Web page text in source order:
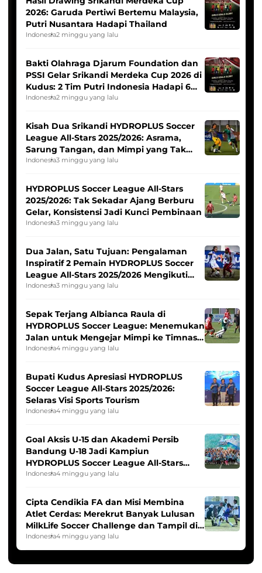
2026: Garuda Pertiwi Bertemu Malaysia,
Putri Nusantara Hadapi Thailand
Indonesia2 minggu yang lalu
Bakti Olahraga Djarum Foundation dan
PSSI Gelar Srikandi Merdeka Cup 2026 di
Kudus: 2 Tim Putri Indonesia Hadapi 6
Tim Asia
Indonesia2 minggu yang lalu
Kisah Dua Srikandi HYDROPLUS Soccer
League All-Stars 2025/2026: Asrama,
Sarung Tangan, dan Mimpi yang Tak
Pernah Padam
Indonesia3 minggu yang lalu
HYDROPLUS Soccer League All-Stars
2025/2026: Tak Sekadar Ajang Berburu
Gelar, Konsistensi Jadi Kunci Pembinaan
Indonesia3 minggu yang lalu
Dua Jalan, Satu Tujuan: Pengalaman
Inspiratif 2 Pemain HYDROPLUS Soccer
League All-Stars 2025/2026 Mengikuti
Seleksi Timnas Indonesia Putri
Indonesia3 minggu yang lalu
Sepak Terjang Albianca Raula di
HYDROPLUS Soccer League: Menemukan
Jalan untuk Mengejar Mimpi ke Timnas
Indonesia Putri
Indonesia4 minggu yang lalu
Bupati Kudus Apresiasi HYDROPLUS
Soccer League All-Stars 2025/2026:
Selaras Visi Sports Tourism
Indonesia4 minggu yang lalu
Goal Aksis U-15 dan Akademi Persib
Bandung U-18 Jadi Kampiun
HYDROPLUS Soccer League All-Stars
2025/2026
Indonesia4 minggu yang lalu
Cipta Cendikia FA dan Misi Membina
Atlet Cerdas: Merekrut Banyak Lulusan
MilkLife Soccer Challenge dan Tampil di
HYDROPLUS Soccer League
Indonesia4 minggu yang lalu